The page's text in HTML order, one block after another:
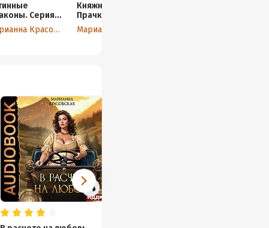
Серия
и
Марианна Красовская
Княжна. Тихоня.
Прачка